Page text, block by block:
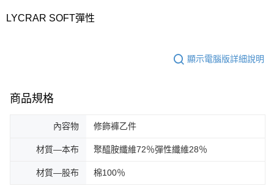
LYCRAR SOFT彈性
顯示電腦版詳細說明
商品規格
內容物 修飾褲乙件
材質—本布 聚醯胺纖維72％彈性纖維28％
材質—股布 棉100％